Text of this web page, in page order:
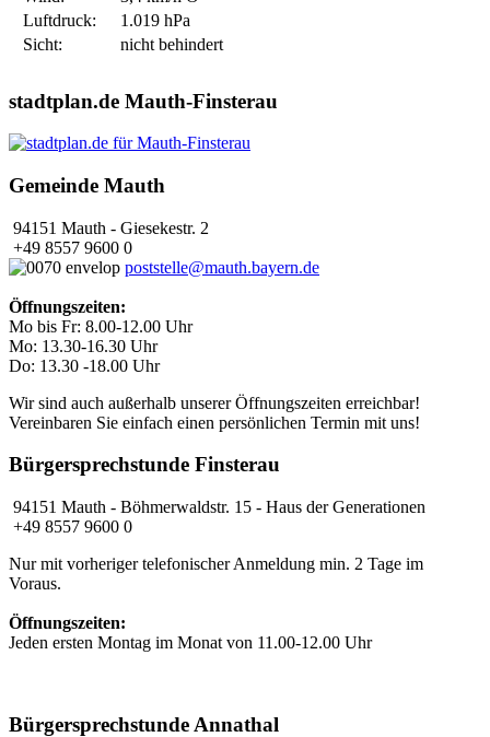
Luftdruck:
1.019 hPa
Sicht:
nicht behindert
stadtplan.de Mauth-Finsterau
Gemeinde Mauth
94151 Mauth - Giesekestr. 2
+49 8557 9600 0
poststelle@mauth.bayern.de
Öffnungszeiten:
Mo bis Fr: 8.00-12.00 Uhr
Mo: 13.30-16.30 Uhr
Do: 13.30 -18.00 Uhr
Wir sind auch außerhalb unserer Öffnungszeiten erreichbar!
Vereinbaren Sie einfach einen persönlichen Termin mit uns!
Bürgersprechstunde Finsterau
94151 Mauth - Böhmerwaldstr. 15 - Haus der Generationen
+49 8557 9600 0
Nur mit vorheriger telefonischer Anmeldung min. 2 Tage im
Voraus.
Öffnungszeiten:
Jeden ersten Montag im Monat von 11.00-12.00 Uhr
Bürgersprechstunde Annathal